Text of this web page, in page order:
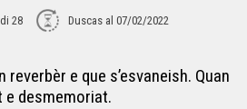
28 Duscas al 07/02/2022
reverbèr e que s’esvaneish. Quan
e desmemoriat.